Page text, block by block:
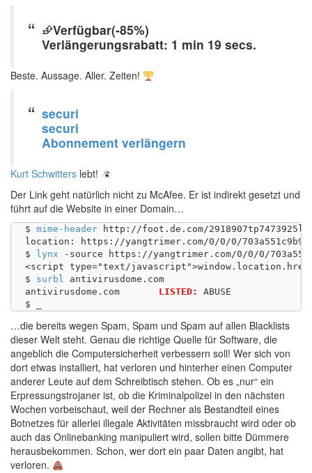
⮵Verfügbar(-85%)
Verlängerungsrabatt: 1 min 19 secs.
Beste. Aussage. Aller. Zeiten!
securi
securi
Abonnement verlängern
Kurt Schwitters lebt!
Der Link geht natürlich nicht zu McAfee. Er ist indirekt gesetzt und
führt auf die Website in einer Domain…
$ mime-header http://foot.de.com/
location: https://yangtrimer.com/0/0/0/
$
lynx -source https://yangtrimer.com/0/0/0/
<script type="text/
$ surbl antivirusdome.com
LISTED:
ABUSE
…die bereits wegen Spam, Spam und Spam auf allen Blacklists
dieser Welt steht. Genau die richtige Quelle für Software, die
angeblich die Computersicherheit verbessern soll! Wer sich von
dort etwas installiert, hat verloren und hinterher einen Computer
anderer Leute auf dem Schreibtisch stehen. Ob es „nur“ ein
Erpressungstrojaner ist, ob die Kriminalpolizei in den nächsten
Wochen vorbeischaut, weil der Rechner als Bestandteil eines
Botnetzes für allerlei illegale Aktivitäten missbraucht wird oder ob
auch das Onlinebanking manipuliert wird, sollen bitte Dümmere
herausbekommen. Schon, wer dort ein paar Daten angibt, hat
verloren.